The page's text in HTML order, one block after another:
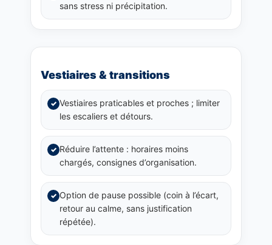
sans stress ni précipitation.
Vestiaires & transitions
✓ Vestiaires praticables et proches ; limiter
les escaliers et détours.
✓ Réduire l’attente : horaires moins
chargés, consignes d’organisation.
✓ Option de pause possible (coin à l’écart,
retour au calme, sans justification
répétée).